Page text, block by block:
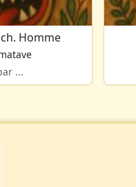
Homme
...